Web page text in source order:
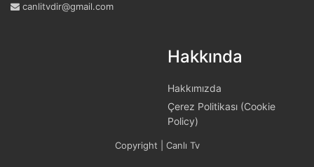
canlitvdir@gmail.com
Hakkında
Hakkımızda
Çerez Politikası (Cookie
Policy)
Copyright | Canlı Tv